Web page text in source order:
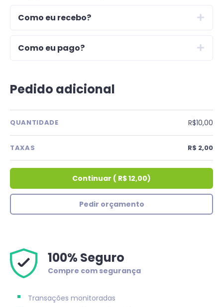
Como eu recebo?
Como eu pago?
Pedido adicional
QUANTIDADE R$10,00
TAXAS R$ 2,00
Continuar ( R$ 12,00)
Pedir orçamento
100% Seguro
Compre com segurança
Transações monitoradas